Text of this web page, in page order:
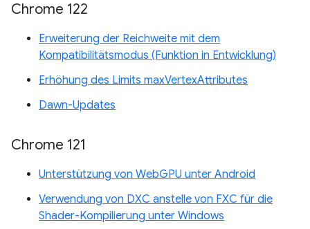
Chrome 122
Erweiterung der Reichweite mit dem
Kompatibilitätsmodus (Funktion in Entwicklung)
Erhöhung des Limits maxVertexAttributes
Dawn-Updates
Chrome 121
Unterstützung von WebGPU unter Android
Verwendung von DXC anstelle von FXC für die
Shader-Kompilierung unter Windows